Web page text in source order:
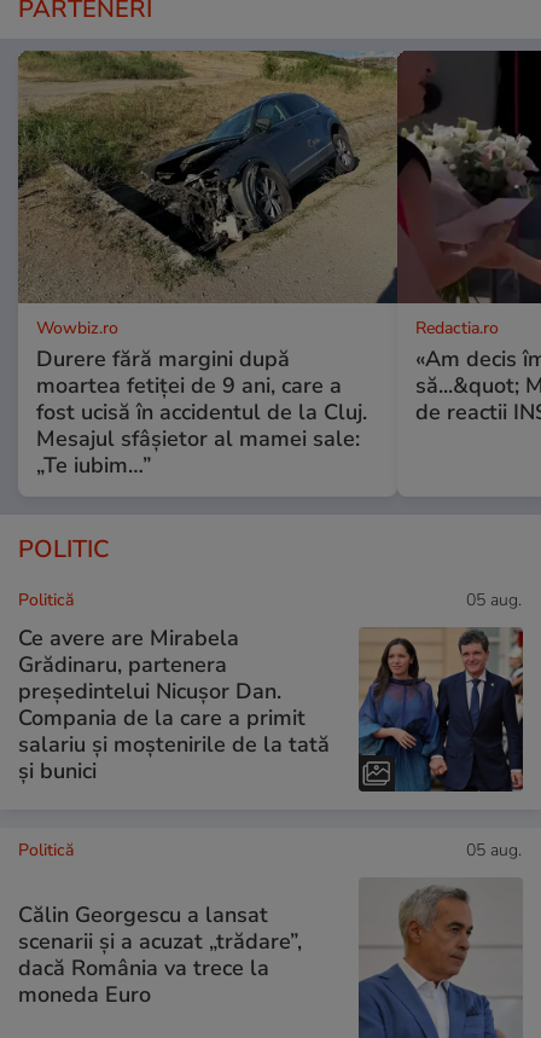
PARTENERI
Wowbiz.ro
Durere fără margini după
moartea fetiței de 9 ani, care a
fost ucisă în accidentul de la Cluj.
Mesajul sfâșietor al mamei sale:
„Te iubim…”
Redactia.ro
«Am decis
să...&quot;
de reactii
POLITIC
Politică 05 aug.
Ce avere are Mirabela
Grădinaru, partenera
președintelui Nicușor Dan.
Compania de la care a primit
salariu și moștenirile de la tată
și bunici
Politică 05 aug.
Călin Georgescu a lansat
scenarii și a acuzat „trădare”,
dacă România va trece la
moneda Euro